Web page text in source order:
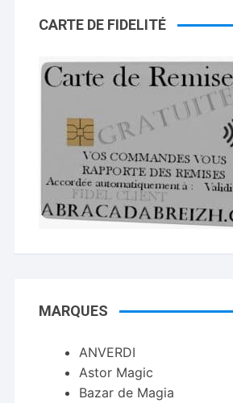
CARTE DE FIDELITÉ
MARQUES
ANVERDI
Astor Magic
Bazar de Magia